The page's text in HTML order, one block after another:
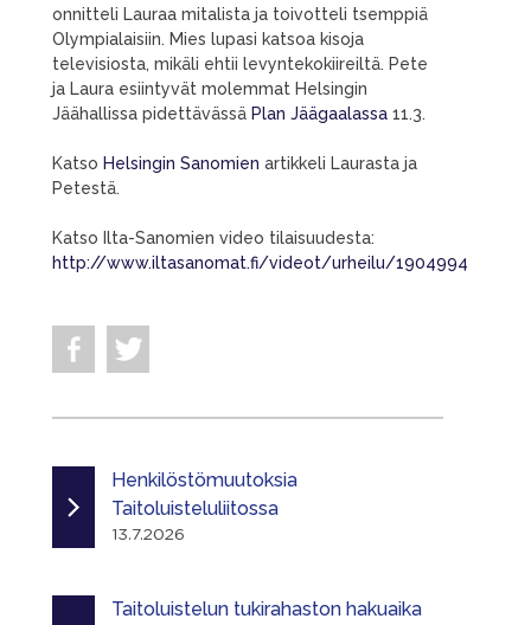
onnitteli Lauraa mitalista ja toivotteli tsemppiä
Olympialaisiin. Mies lupasi katsoa kisoja
televisiosta, mikäli ehtii levyntekokiireiltä. Pete
ja Laura esiintyvät molemmat Helsingin
Jäähallissa pidettävässä Plan Jäägaalassa 11.3.
Katso Helsingin Sanomien artikkeli Laurasta ja
Petestä.
Katso Ilta-Sanomien video tilaisuudesta:
http://www.iltasanomat.fi/videot/urheilu/1904994
Henkilöstömuutoksia
Taitoluisteluliitossa
13.7.2026
Taitoluistelun tukirahaston hakuaika